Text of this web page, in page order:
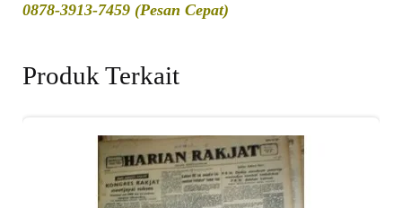
0878-3913-7459 (Pesan Cepat)
Produk Terkait